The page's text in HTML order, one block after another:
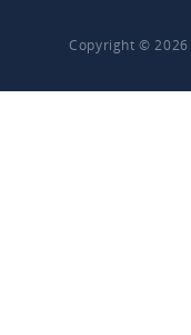
Copyright ©